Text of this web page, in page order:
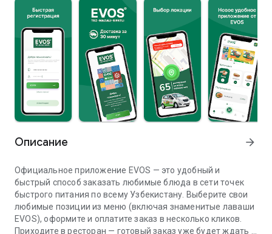
Описание arrow_forward
Официальное приложение EVOS — это удобный и
быстрый способ заказать любимые блюда в сети точек
быстрого питания по всему Узбекистану. Выберите свои
любимые позиции из меню (включая знаменитые лаваши
EVOS), оформите и оплатите заказ в несколько кликов.
Приходите в ресторан — готовый заказ уже будет ждать в